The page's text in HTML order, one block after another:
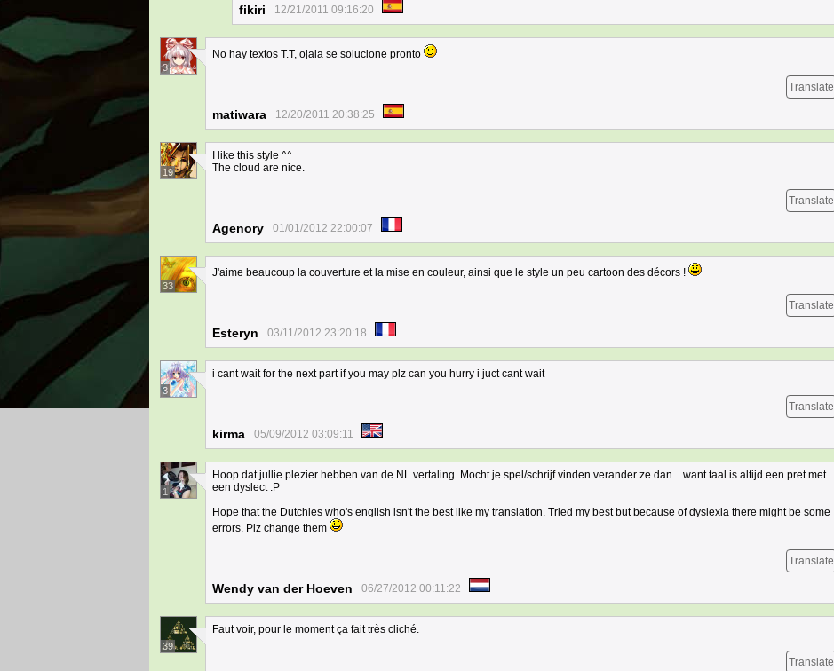
fikiri 12/21/2011 09:16:20
3
No hay textos T.T, ojala se solucione pronto
Translate
matiwara 12/20/2011 20:38:25
19
I like this style ^^
The cloud are nice.
Translate
Agenory 01/01/2012 22:00:07
33
J'aime beaucoup la couverture et la mise en couleur, ainsi que le style un peu cartoon des décors !
Translate
Esteryn 03/11/2012 23:20:18
3
i cant wait for the next part if you may plz can you hurry i juct cant wait
Translate
kirma 05/09/2012 03:09:11
1
Hoop dat jullie plezier hebben van de NL vertaling. Mocht je spel/schrijf vinden verander ze dan... want taal is altijd een pret met
een dyslect :P
Hope that the Dutchies who's english isn't the best like my translation. Tried my best but because of dyslexia there might be some
errors. Plz change them
Translate
Wendy van der Hoeven 06/27/2012 00:11:22
39
Faut voir, pour le moment ça fait très cliché.
Translate